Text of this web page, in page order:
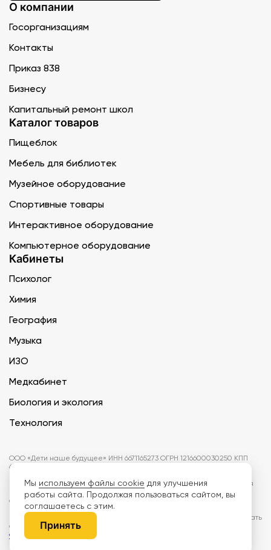
О компании
Госорганизациям
Контакты
Приказ 838
Бизнесу
Капитальный ремонт школ
Каталог товаров
Пищеблок
Мебель для библиотек
Музейное оборудование
Спортивные товары
Интерактивное оборудование
Компьютерное оборудование
Кабинеты
Психолог
Химия
География
Музыка
ИЗО
Медкабинет
Биология и экология
Технология
ООО «Дети наше будущее» ИНН 6671165273 ОГРН 1216600030250 КПП
667101001 БИК 046577674
Информация на сайте не является публичной офертой. Изображения
могут отличаться от поставляемых товаров. Поставщик оставляет за
собой право изменить цены и характеристики товаров без
предварительного уведомления заказчика, если это не влияет на
качество поставляемой продукции. Мы используем cookie, чтобы делать
сайт лучше. Пользуясь сайтом, вы соглашаетесь с
обработки персональных данных и политикой конфиденциальности.
Мы используем файлы cookie для улучшения
работы сайта. Продолжая пользоваться сайтом, вы
соглашаетесь с этим.
Принять